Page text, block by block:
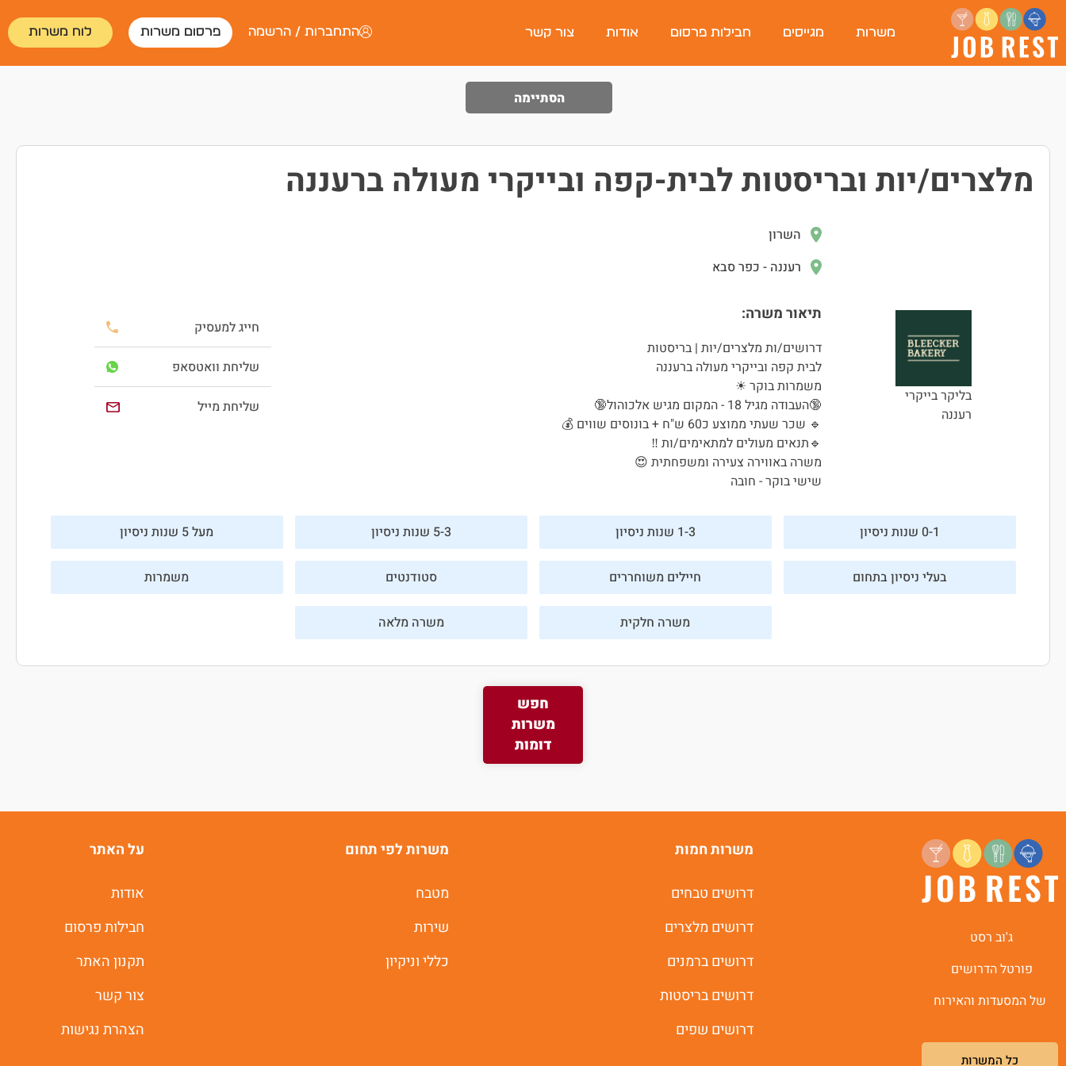
משרות מגייסים חבילות פרסום אודות צור קשר התחברות / הרשמה פרסום משרות לוח משרות
הסתיימה
מלצרים/יות ובריסטות לבית-קפה ובייקרי מעולה ברעננה
בליקר בייקרי
רעננה
השרון
רעננה - כפר סבא
תיאור משרה:
דרושים/ות מלצרים/יות | בריסטות
לבית קפה ובייקרי מעולה ברעננה
משמרות בוקר ☀
🔞העבודה מגיל 18 - המקום מגיש אלכוהול🔞
🔹 שכר שעתי ממוצע כ60 ש"ח + בונוסים שווים 💰
🔹תנאים מעולים למתאימים/ות ‼
משרה באווירה צעירה ומשפחתית 😍
שישי בוקר - חובה
חייג למעסיק
שליחת וואטסאפ
שליחת מייל
0-1 שנות ניסיון 1-3 שנות ניסיון 5-3 שנות ניסיון מעל 5 שנות ניסיון
בעלי ניסיון בתחום חיילים משוחררים סטודנטים משמרות
משרה חלקית משרה מלאה
חפש
משרות
דומות
ג'וב רסט
פורטל הדרושים
של המסעדות והאירוח
כל המשרות
משרות חמות
דרושים טבחים
דרושים מלצרים
דרושים ברמנים
דרושים בריסטות
דרושים שפים
משרות לפי תחום
מטבח
שירות
כללי וניקיון
על האתר
אודות
חבילות פרסום
תקנון האתר
צור קשר
הצהרת נגישות